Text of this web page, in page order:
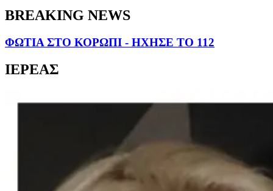
BREAKING NEWS
ΦΩΤΙΑ ΣΤΟ ΚΟΡΩΠΙ - ΗΧΗΣΕ ΤΟ 112
ΙΕΡΕΑΣ